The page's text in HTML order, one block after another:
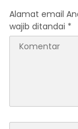
Alamat email
wajib ditandai *